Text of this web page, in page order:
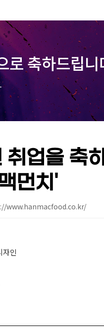
로 축하드립니
업을 축
먼치'
www.hanmacfood.co.kr/
자인